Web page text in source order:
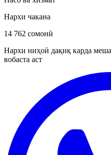
Нархи чакана
14 762 сомонӣ
Нархи ниҳоӣ дақиқ карда
вобаста аст